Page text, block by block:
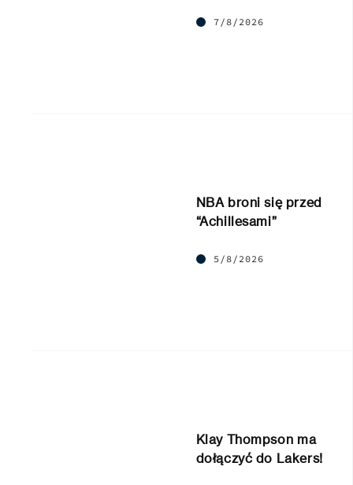
7/8/2026
NBA broni się przed
“Achillesami”
5/8/2026
Klay Thompson ma
dołączyć do Lakers!